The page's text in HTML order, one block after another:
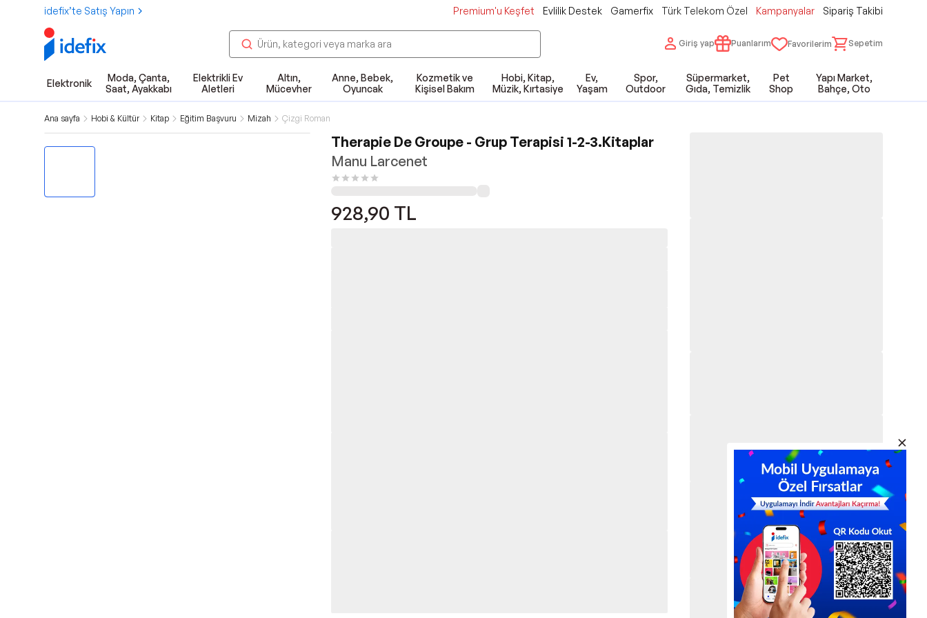
idefix’te Satış Yapın Premium'u Keşfet Evlilik Destek Gamerfix Türk Telekom Özel Kampanyalar Sipariş Takibi
Giriş yap Puanlarım Favorilerim Sepetim
Elektronik
Moda, Çanta,
Saat, Ayakkabı
Elektrikli Ev
Aletleri
Altın,
Mücevher
Anne, Bebek,
Oyuncak
Kozmetik ve
Kişisel Bakım
Hobi, Kitap,
Müzik, Kırtasiye
Ev,
Yaşam
Spor,
Outdoor
Süpermarket,
Gıda, Temizlik
Pet
Shop
Yapı Market,
Bahçe, Oto
Ana sayfa Hobi & Kültür Kitap Eğitim Başvuru Mizah Çizgi Roman
Therapie De Groupe - Grup Terapisi 1-2-3.Kitaplar
Manu Larcenet
928,90 TL